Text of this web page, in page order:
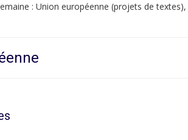
: Union européenne (projets de textes),